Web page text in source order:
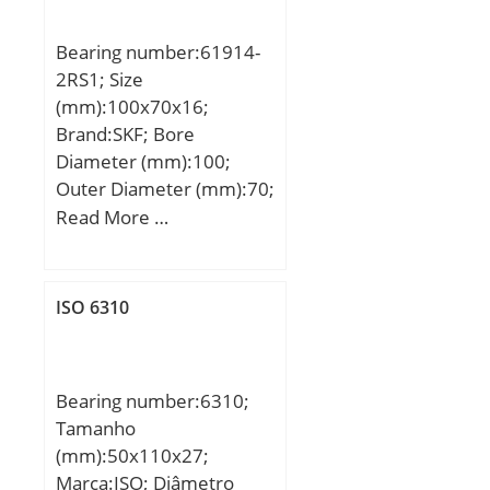
kN;
Bearing number:61914-
2RS1; Size
(mm):100x70x16;
Brand:SKF; Bore
Diameter (mm):100;
Outer Diameter (mm):70;
Width (mm):16; d:70
D2:92.9 mm; r1,2 –
max.:95.4 mm; ra –
max.:1 mm; Basic
dynamic load rating –
Read More …
ISO 6310
Bearing number:6310;
Tamanho
(mm):50x110x27;
Marca:ISO; Diâmetro